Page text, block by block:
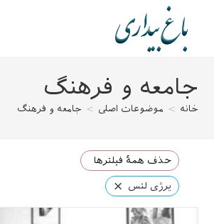
جامعه و فرهنگ
خانه > موضوعات اصلی > جامعه و فرهنگ
حذف همهٔ فیلترها
یرژی لتس ×